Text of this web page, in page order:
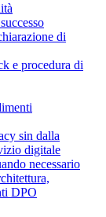
di
e procedura di
sin dalla
digitale
necessario
DPO